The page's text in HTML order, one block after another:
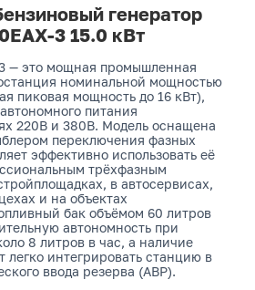
генератор
3 15.0 кВт
— это мощная промышленная
номинальной мощностью
пиковая мощность до 16 кВт),
питания
220В и 380В. Модель оснащена
переключения фазных
эффективно использовать её
трёхфазным
в автосервисах,
и на объектах
бак объёмом 60 литров
автономность при
8 литров в час, а наличие
легко интегрировать станцию в
ввода резерва (АВР).